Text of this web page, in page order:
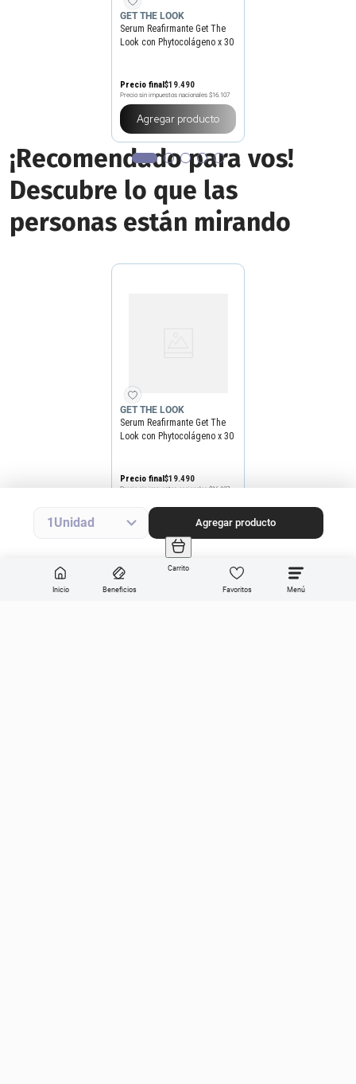
Inicio Beneficios
Carrito
Favoritos
1 Agregar producto
GET THE LOOK
Serum Reafirmante Get The
Look con Phytocolágeno x 30
Precio final$19.490
Precio sin impuestos nacionales $16.107
Agregar producto
¡Recomendado para vos!
Descubre lo que las
personas están mirando
GET THE LOOK
Serum Reafirmante Get The
Look con Phytocolágeno x 30
Precio final$19.490
Precio sin impuestos nacionales $16.107
Agregar producto